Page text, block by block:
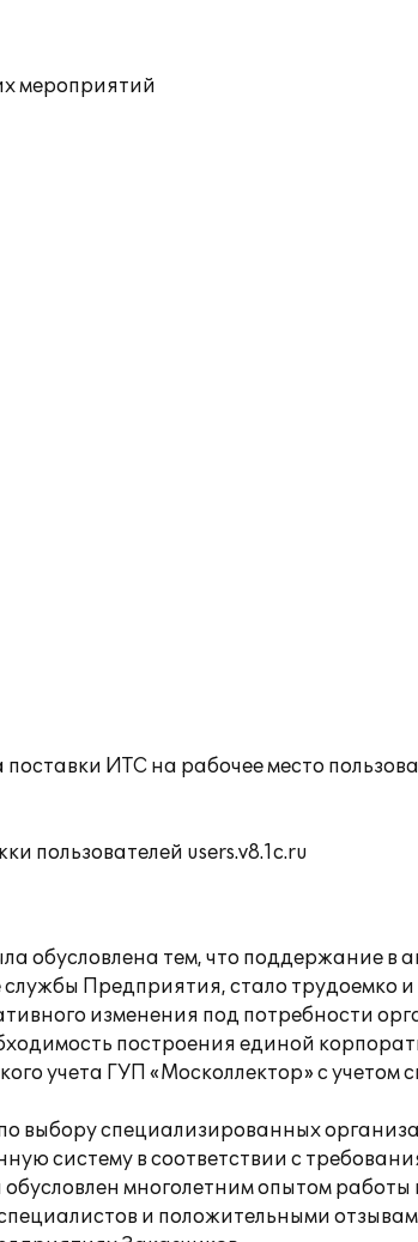
мероприятий
ИТС на рабочее место
пользователей users.v8.1c.ru
обусловлена тем, что поддержание в
Предприятия, стало трудоемко
изменения под потребности
построения единой
учета ГУП «Москоллектор» с учетом
выбору специализированных
систему в соответствии с
многолетним опытом работы
и положительными